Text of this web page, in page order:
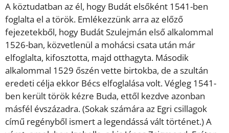
A köztudatban az él, hogy Budát elsőként 1541-ben
foglalta el a török. Emlékezzünk arra az előző
fejezetekből, hogy Budát Szulejmán első alkalommal
1526-ban, közvetlenül a mohácsi csata után már
elfoglalta, kifosztotta, majd otthagyta. Második
alkalommal 1529 őszén vette birtokba, de a szultán
eredeti célja ekkor Bécs elfoglalása volt. Végleg 1541-
ben került török kézre Buda, ettől kezdve azonban
másfél évszázadra. (Sokak számára az Egri csillagok
című regényből ismert a legendássá vált történet.) A